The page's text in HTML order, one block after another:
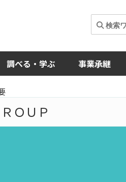
調べる・学ぶ 事業承継
ＯＵＰ